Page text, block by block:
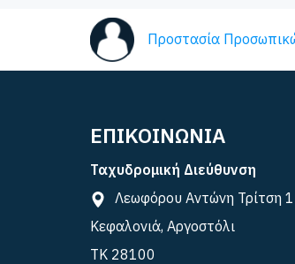
Προστασία
ΕΠΙΚΟΙΝΩΝΙΑ
Ταχυδρομική Διεύθυνση
Λεωφόρου Αντώνη Τρίτση 1
Κεφαλονιά, Αργοστόλι
ΤΚ 28100